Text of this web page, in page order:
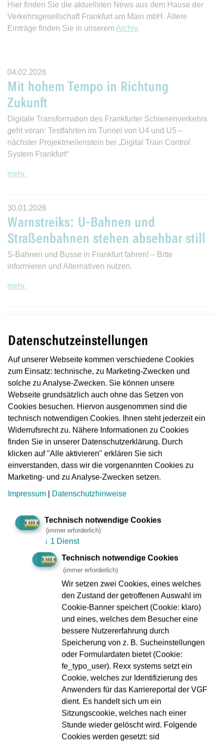
Hier finden Sie die aktuellsten News aus dem Hause der
Verkehrsgesellschaft Frankfurt am Main mbH. Ältere
Einträge finden Sie in unserem Archiv.
04.02.2026
Mit hohem Tempo in Richtung
Zukunft
Digitale Transformation des Frankfurter Schienenverkehrs
geht voran: Testfahrten im Tunnel von U4 und U5 –
nächster Projektmeilenstein bei „Digital Train Control
System Frankfurt“
mehr
30.01.2026
Warnstreiks: U-Bahnen und
Straßenbahnen stehen absehbar still
S-Bahnen und Busse in Frankfurt fahren! – Bitte
informieren und Alternativen nutzen.
mehr
Grünschnitt: Linie 12 und 14
unterbrochen, Ebbelwei-Expreß
weicht aus
Damit die Bahn freie Fahrt und gute Sicht hat, wird das
sogenannte „Streckenbegleitgrün“ entlang der
Saalburgalleee, der Wittelsbacherallee und dem Ernst-
May-Platz gestutzt.
mehr
17.12.2025
VGF auf der großen Leinwand
mehr
15.12.2025
Was geschah am Riedberg?
Und was am Hauptbahnhof? Die Präventionskampagne
der VGF ist wieder in der ganzen Stadt zu sehen.
Vom Stoff zur Tasche
Upcycling von VGF-Dienstkleidung
Datenschutzeinstellungen
Auf unserer Webseite kommen verschiedene Cookies
zum Einsatz: technische, zu Marketing-Zwecken und
solche zu Analyse-Zwecken. Sie können unsere
Webseite grundsätzlich auch ohne das Setzen von
Cookies besuchen. Hiervon ausgenommen sind die
technisch notwendigen Cookies. Ihnen steht jederzeit ein
Widerrufsrecht zu. Nähere Informationen zu Cookies
finden Sie in unserer Datenschutzerklärung. Durch
klicken auf "Alle aktivieren" erklären Sie sich
einverstanden, dass wir die vorgenannten Cookies zu
Marketing- und zu Analyse-Zwecken setzen.
Impressum | Datenschutzhinweise
Technisch notwendige Cookies
(immer erforderlich)
↓ 1 Dienst
Technisch notwendige Cookies
(immer erforderlich)
Wir setzen zwei Cookies, eines welches
den Zustand der getroffenen Auswahl im
Cookie-Banner speichert (Cookie: klaro)
und eines, welches dem Besucher eine
bessere Nutzererfahrung durch
Speicherung von z. B. Sucheinstellungen
oder Formulardaten bietet (Cookie:
fe_typo_user). Rexx systems setzt ein
Cookie, welches zur Identifizierung des
Anwenders für das Karriereportal der VGF
dient. Es handelt sich um ein
Sitzungscookie, welches nach einer
Stunde wieder gelöscht wird. Folgende
Cookies werden gesetzt: sid